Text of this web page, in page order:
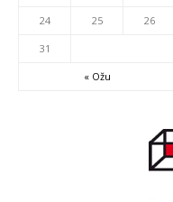
« Ožu
24 25 26
31